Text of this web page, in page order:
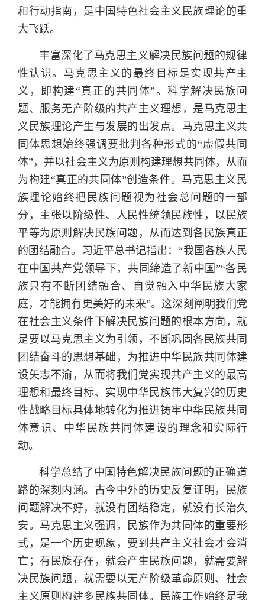
和行动指南，是中国特色社会主义民族理论的重
大飞跃。
丰富深化了马克思主义解决民族问题的规律
性认识。马克思主义的最终目标是实现共产主
义，即构建“真正的共同体”。科学解决民族问
题、服务无产阶级的共产主义理想，是马克思主
义民族理论产生与发展的出发点。马克思主义共
同体思想始终强调要批判各种形式的“虚假共同
体”，并以社会主义为原则构建理想共同体，从而
为构建“真正的共同体”创造条件。马克思主义民
族理论始终把民族问题视为社会总问题的一部
分，主张以阶级性、人民性统领民族性，以民族
平等为原则解决民族问题，从而达到各民族真正
的团结融合。习近平总书记指出：“我国各族人民
在中国共产党领导下，共同缔造了新中国”“各民
族只有不断团结融合、自觉融入中华民族大家
庭，才能拥有更美好的未来”。这深刻阐明我们党
在社会主义条件下解决民族问题的根本方向，就
是要以马克思主义为引领，不断巩固各民族共同
团结奋斗的思想基础，为推进中华民族共同体建
设矢志不渝，从而将我们党实现共产主义的最高
理想和最终目标、实现中华民族伟大复兴的历史
性战略目标具体地转化为推进铸牢中华民族共同
体意识、中华民族共同体建设的理念和实际行
动。
科学总结了中国特色解决民族问题的正确道
路的深刻内涵。古今中外的历史反复证明，民族
问题解决不好，就没有团结稳定，就没有长治久
安。马克思主义强调，民族作为共同体的重要形
式，是一个历史现象，要到共产主义社会才会消
亡；有民族存在，就会产生民族问题，就需要解
决民族问题，就需要以无产阶级革命原则、社会
主义原则构建多民族共同体。民族工作始终是我